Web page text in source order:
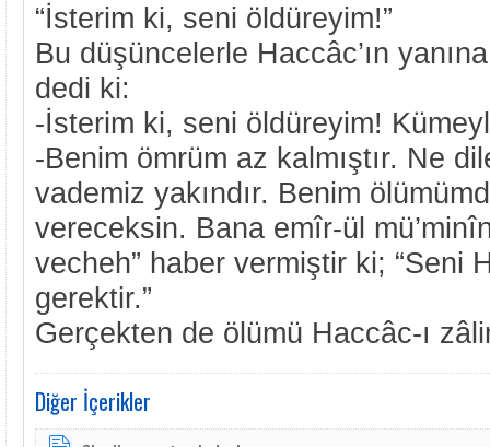
“İsterim ki, seni öldüreyim!”
Bu düşüncelerle Haccâc’ın
dedi ki:
-İsterim ki, seni öldüreyim!
-Benim ömrüm az kalmıştır. Ne
vademiz yakındır. Benim
vereceksin. Bana emîr-ül
vecheh” haber vermiştir ki; “Seni
gerektir.”
Gerçekten de ölümü Haccâc-ı
Diğer İçerikler